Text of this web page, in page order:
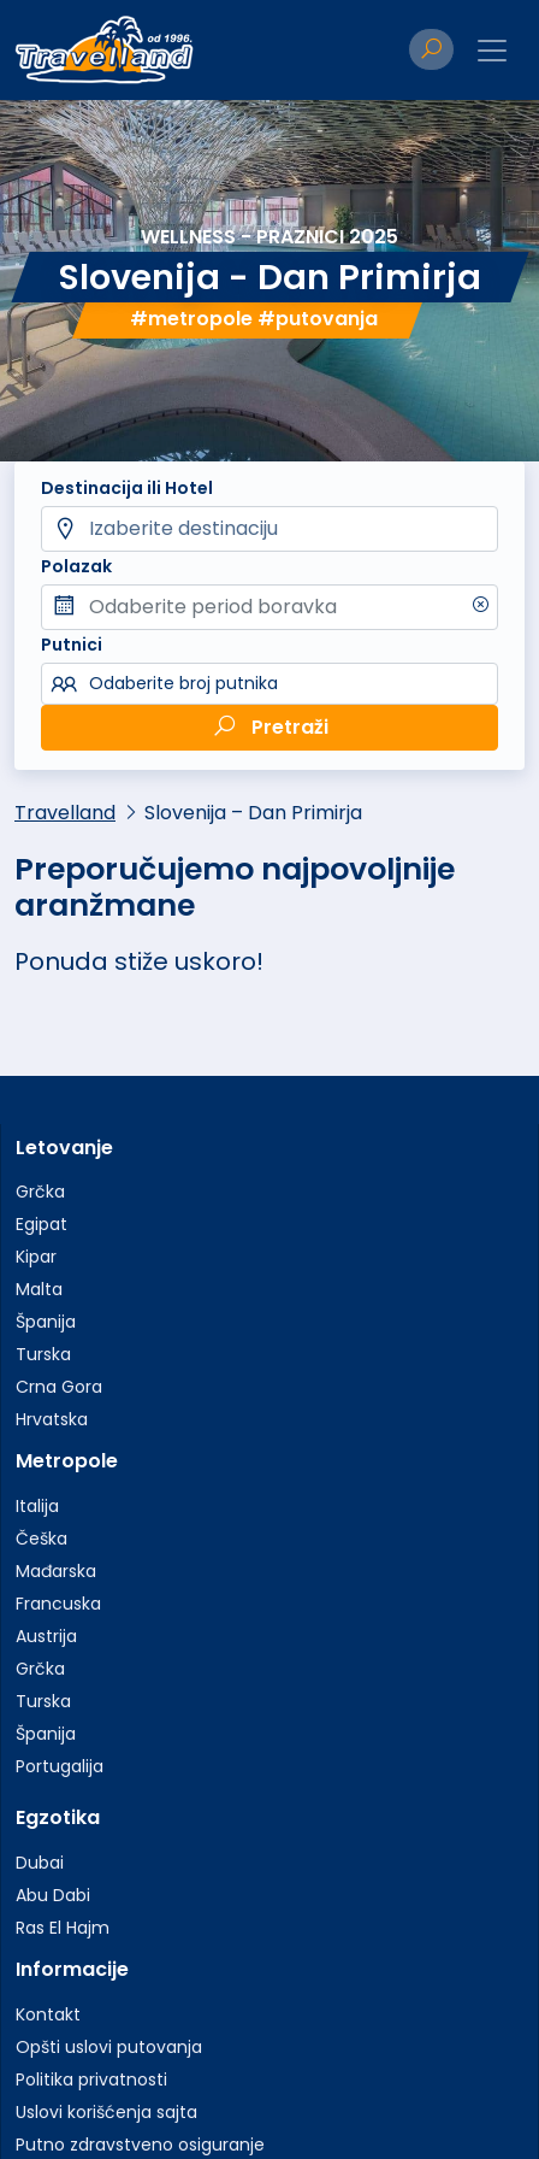
WELLNESS - PRAZNICI 2025
Slovenija - Dan Primirja
#metropole #putovanja
Destinacija ili Hotel
Polazak
Putnici
Odaberite broj putnika
Pretraži
Travelland Slovenija – Dan Primirja
Preporučujemo najpovoljnije
aranžmane
Ponuda stiže uskoro!
Letovanje
Grčka
Egipat
Kipar
Malta
Španija
Turska
Crna Gora
Hrvatska
Metropole
Italija
Češka
Mađarska
Francuska
Austrija
Grčka
Turska
Španija
Portugalija
Egzotika
Dubai
Abu Dabi
Ras El Hajm
Informacije
Kontakt
Opšti uslovi putovanja
Politika privatnosti
Uslovi korišćenja sajta
Putno zdravstveno osiguranje